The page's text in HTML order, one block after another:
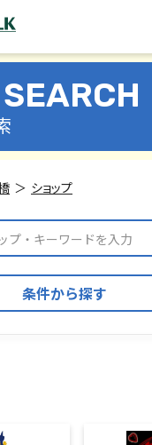
ショップ
条件から探す